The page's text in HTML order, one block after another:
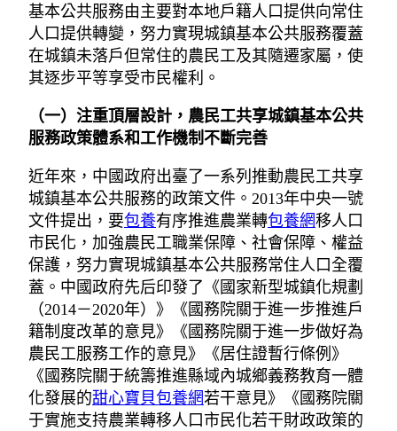
基本公共服務由主要對本地戶籍人口提供向常住
人口提供轉變，努力實現城鎮基本公共服務覆蓋
在城鎮未落戶但常住的農民工及其隨遷家屬，使
其逐步平等享受市民權利。
（一）注重頂層設計，農民工共享城鎮基本公共
服務政策體系和工作機制不斷完善
近年來，中國政府出臺了一系列推動農民工共享
城鎮基本公共服務的政策文件。2013年中央一號
文件提出，要包養有序推進農業轉包養網移人口
市民化，加強農民工職業保障、社會保障、權益
保護，努力實現城鎮基本公共服務常住人口全覆
蓋。中國政府先后印發了《國家新型城鎮化規劃
（2014－2020年）》《國務院關于進一步推進戶
籍制度改革的意見》《國務院關于進一步做好為
農民工服務工作的意見》《居住證暫行條例》
《國務院關于統籌推進縣域內城鄉義務教育一體
化發展的甜心寶貝包養網若干意見》《國務院關
于實施支持農業轉移人口市民化若干財政政策的